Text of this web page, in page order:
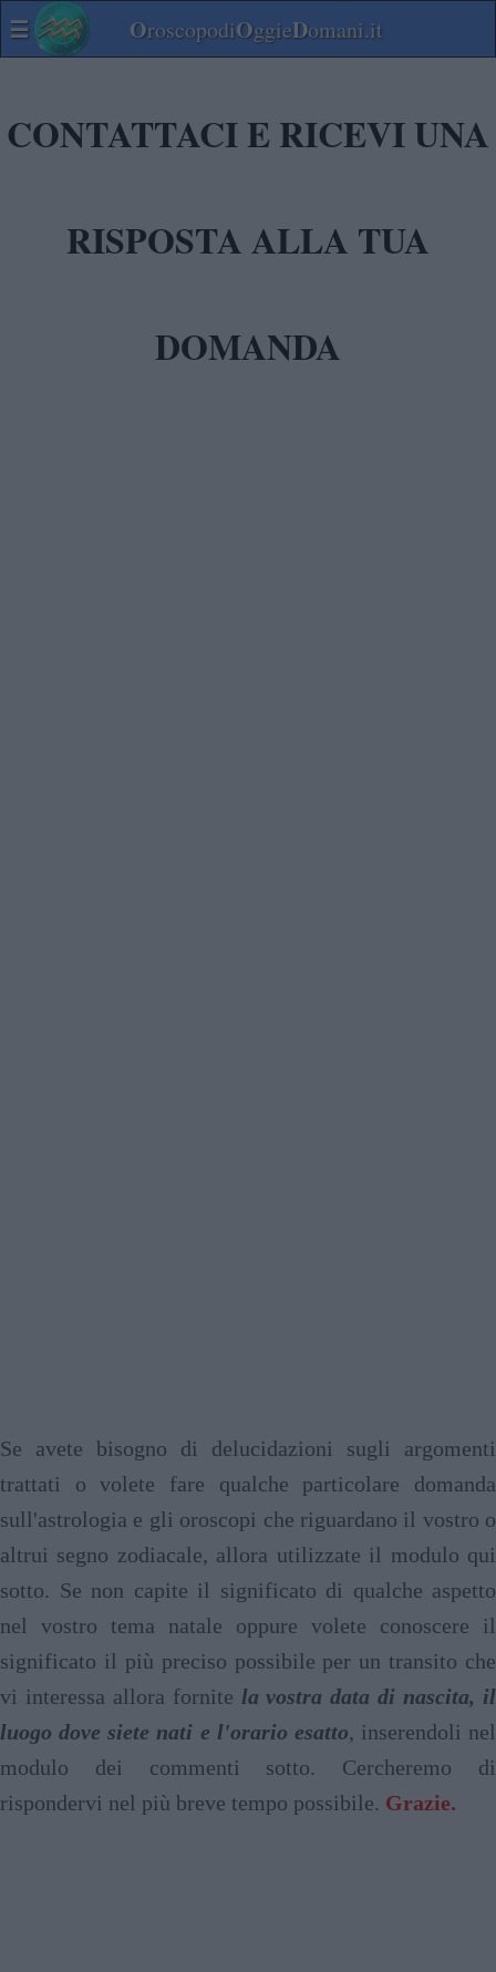
☰ OroscopodiOggieDomani.it
CONTATTACI E RICEVI UNA
RISPOSTA ALLA TUA
DOMANDA
Se avete bisogno di delucidazioni sugli argomenti
trattati o volete fare qualche particolare domanda
sull'astrologia e gli oroscopi che riguardano il vostro o
altrui segno zodiacale, allora utilizzate il modulo qui
sotto. Se non capite il significato di qualche aspetto
nel vostro tema natale oppure volete conoscere il
significato il più preciso possibile per un transito che
vi interessa allora fornite la vostra data di nascita, il
luogo dove siete nati e l'orario esatto, inserendoli nel
modulo dei commenti sotto. Cercheremo di
rispondervi nel più breve tempo possibile. Grazie.